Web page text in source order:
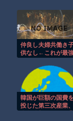
【動画】よく助
渡邊渚さん「私
【動画】自動ド
【動画】高速道
子供向け漫画、
【朗報】大人気
仲良し夫婦共働き
供なし←これが最
韓国が巨額の国費
投じた第三次産業、